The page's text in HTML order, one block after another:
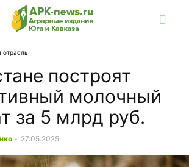
отрасль
построят
молочный
за 5 млрд руб.
- 27.05.2025